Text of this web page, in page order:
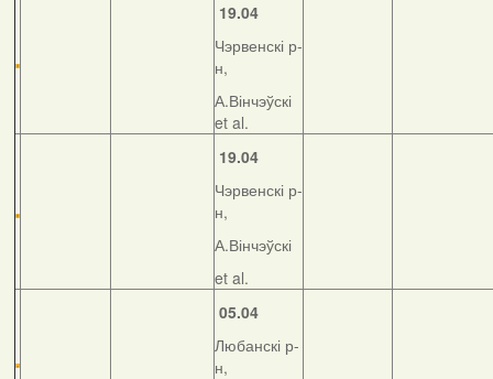
19.04
Чэрвенскі р-
н,
А.Вінчэўскі
et al.
19.04
Чэрвенскі р-
н,
А.Вінчэўскі
et al.
05.04
Любанскі р-
н,